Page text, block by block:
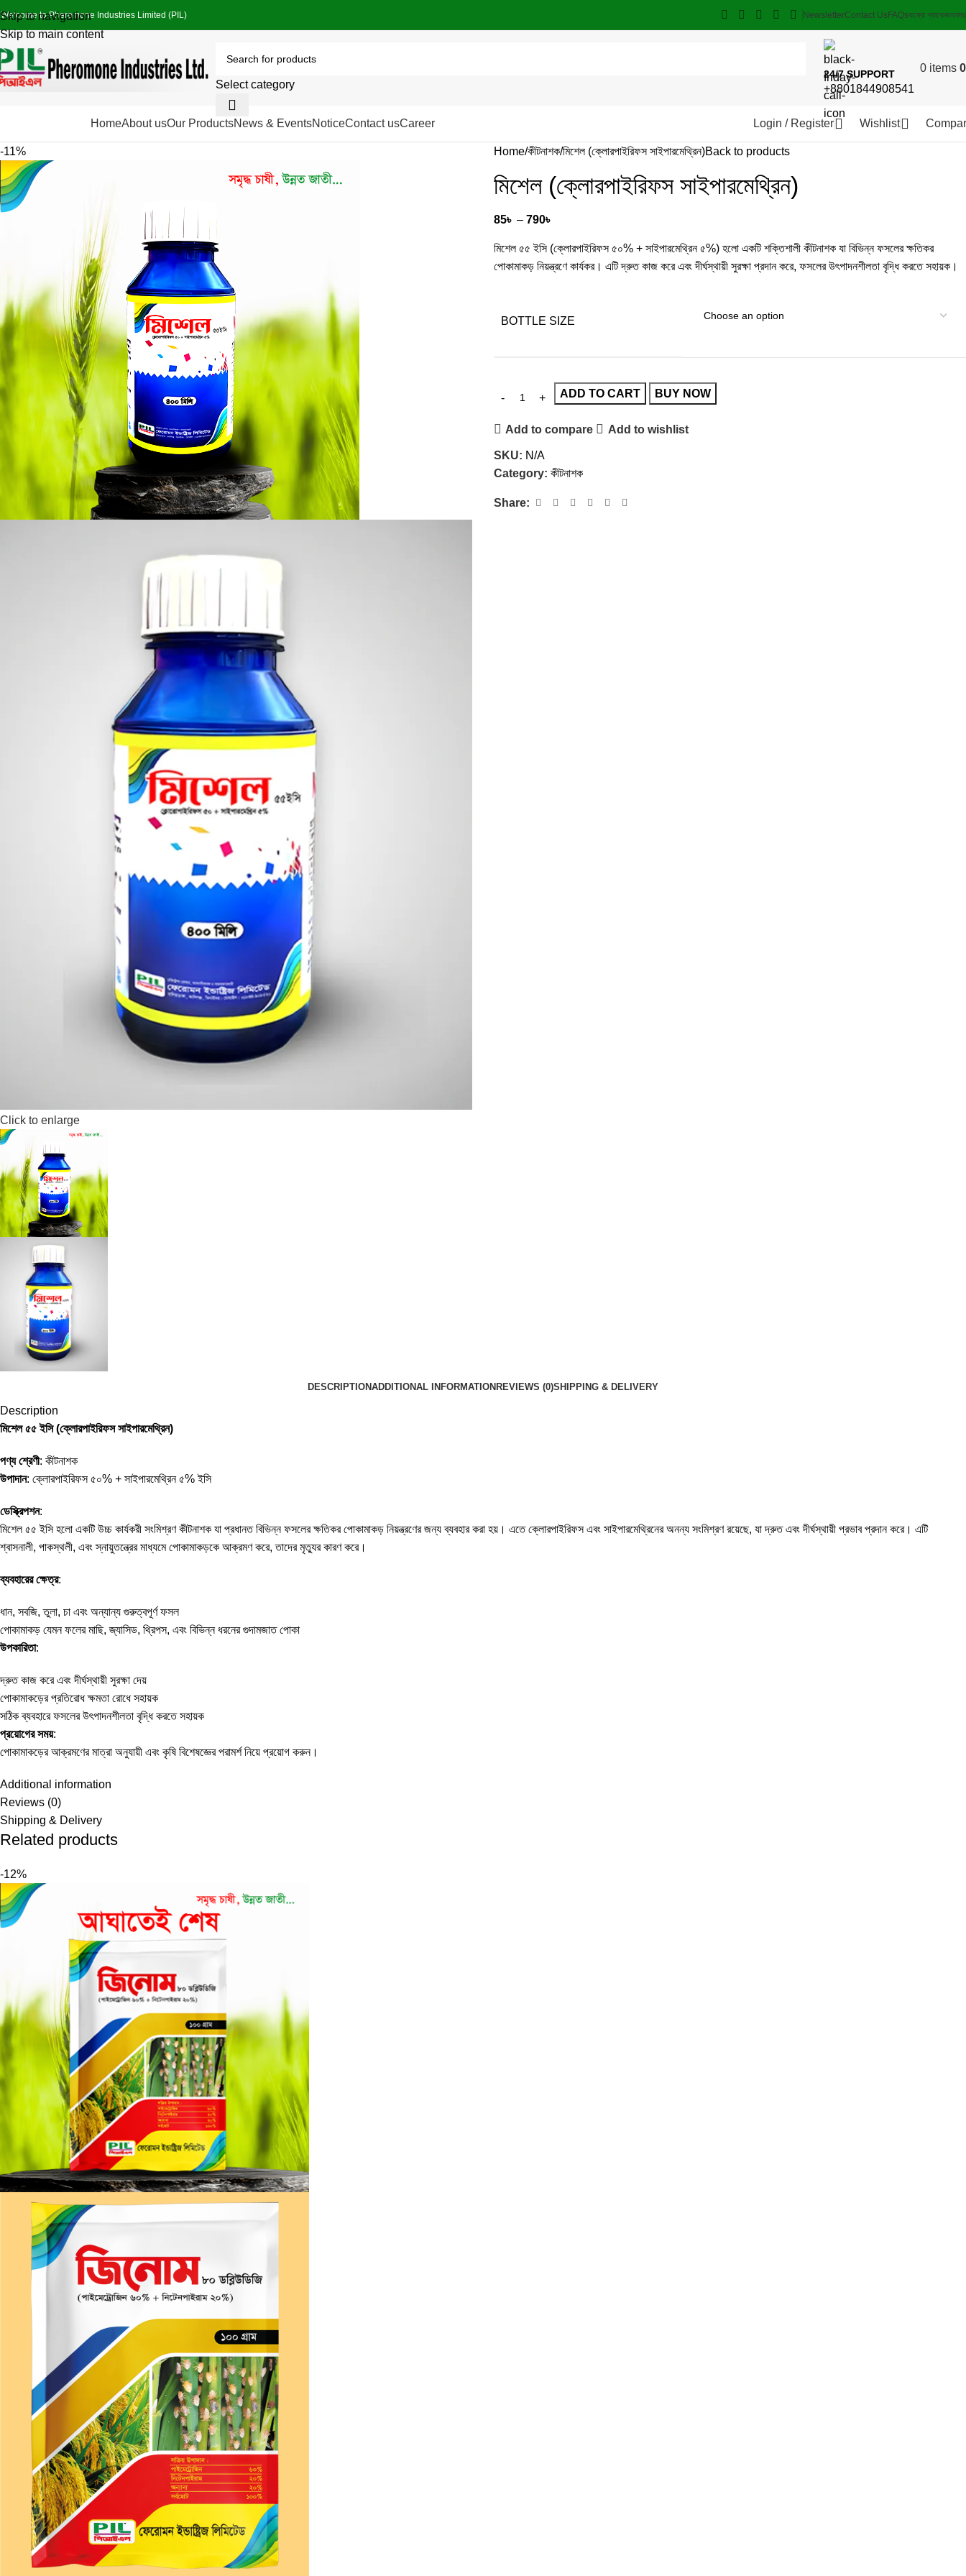
Skip to navigation
Skip to main content
Welcome to Pheromone Industries Limited (PIL) NewsletterContact UsFAQsকম্বো প্যাকেজঅফার
Select category
24/7 SUPPORT
+8801844908541
0 items 0
HomeAbout usOur ProductsNews & EventsNoticeContact usCareer Login / Register Wishlist
-11%
Click to enlarge
Home কীটনাশক মিশেল (ক্লোরপাইরিফস সাইপারমেথ্রিন)Back to products
মিশেল (ক্লোরপাইরিফস সাইপারমেথ্রিন)
85৳ – 790৳
মিশেল ৫৫ ইসি (ক্লোরপাইরিফস ৫০% + সাইপারমেথ্রিন ৫%) হলো একটি শক্তিশালী কীটনাশক যা বিভিন্ন ফসলের ক্ষতিকর
পোকামাকড় নিয়ন্ত্রণে কার্যকর। এটি দ্রুত কাজ করে এবং দীর্ঘস্থায়ী সুরক্ষা প্রদান করে, ফসলের উৎপাদনশীলতা বৃদ্ধি করতে সহায়ক।
BOTTLE SIZE
ADD TO CART BUY NOW
Add to compare Add to wishlist
SKU: N/A
Category: কীটনাশক
Share:
DESCRIPTIONADDITIONAL INFORMATIONREVIEWS (0)SHIPPING & DELIVERY
Description
মিশেল ৫৫ ইসি (ক্লোরপাইরিফস সাইপারমেথ্রিন)
পণ্য শ্রেণী: কীটনাশক
উপাদান: ক্লোরপাইরিফস ৫০% + সাইপারমেথ্রিন ৫% ইসি
ডেস্ক্রিপশন:
মিশেল ৫৫ ইসি হলো একটি উচ্চ কার্যকরী সংমিশ্রণ কীটনাশক যা প্রধানত বিভিন্ন ফসলের ক্ষতিকর পোকামাকড় নিয়ন্ত্রণের জন্য ব্যবহার করা হয়। এতে ক্লোরপাইরিফস এবং সাইপারমেথ্রিনের অনন্য সংমিশ্রণ রয়েছে, যা দ্রুত এবং দীর্ঘস্থায়ী প্রভাব প্রদান করে। এটি
শ্বাসনালী, পাকস্থলী, এবং স্নায়ুতন্ত্রের মাধ্যমে পোকামাকড়কে আক্রমণ করে, তাদের মৃত্যুর কারণ করে।
ব্যবহারের ক্ষেত্র:
ধান, সবজি, তুলা, চা এবং অন্যান্য গুরুত্বপূর্ণ ফসল
পোকামাকড় যেমন ফলের মাছি, জ্যাসিড, থ্রিপস, এবং বিভিন্ন ধরনের গুদামজাত পোকা
উপকারিতা:
দ্রুত কাজ করে এবং দীর্ঘস্থায়ী সুরক্ষা দেয়
পোকামাকড়ের প্রতিরোধ ক্ষমতা রোধে সহায়ক
সঠিক ব্যবহারে ফসলের উৎপাদনশীলতা বৃদ্ধি করতে সহায়ক
প্রয়োগের সময়:
পোকামাকড়ের আক্রমণের মাত্রা অনুযায়ী এবং কৃষি বিশেষজ্ঞের পরামর্শ নিয়ে প্রয়োগ করুন।
Additional information
Reviews (0)
Shipping & Delivery
Related products
-12%